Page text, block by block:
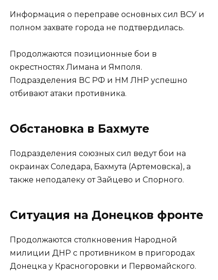
Информация о переправе основных сил ВСУ и
полном захвате города не подтвердилась.
Продолжаются позиционные бои в
окрестностях Лимана и Ямполя.
Подразделения ВС РФ и НМ ЛНР успешно
отбивают атаки противника.
Обстановка в Бахмуте
Подразделения союзных сил ведут бои на
окраинах Соледара, Бахмута (Артемовска), а
также неподалеку от Зайцево и Спорного.
Ситуация на Донецков фронте
Продолжаются столкновения Народной
милиции ДНР с противником в пригородах
Донецка у Красногоровки и Первомайского.